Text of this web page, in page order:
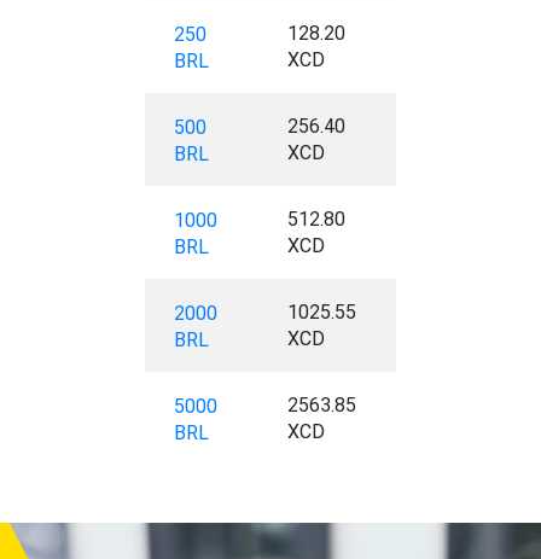
250
BRL
128.20
XCD
500
BRL
256.40
XCD
1000
BRL
512.80
XCD
2000
BRL
1025.55
XCD
5000
BRL
2563.85
XCD